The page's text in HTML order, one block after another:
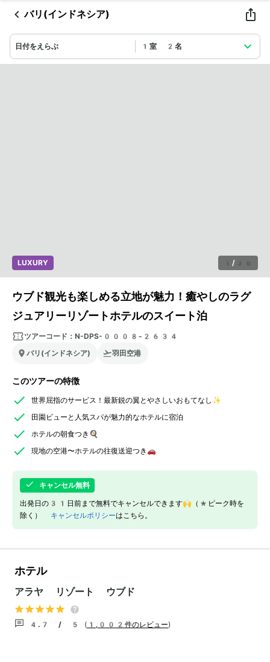
バリ(インドネシア)
日付をえらぶ 1室 2名
1 / 36
LUXURY
ウブド観光も楽しめる立地が魅力！癒やしのラグ
ジュアリーリゾートホテルのスイート泊
ツアーコード： N-DPS-0008-2634
バリ(インドネシア)
羽田空港
このツアーの特徴
世界屈指のサービス！最新鋭の翼とやさしいおもてなし✨
田園ビューと人気スパが魅力的なホテルに宿泊
ホテルの朝食つき🍳
現地の空港〜ホテルの往復送迎つき🚗
キャンセル無料
出発日の31日前まで無料でキャンセルできます🙌（*ピーク時を
除く） キャンセルポリシーはこちら。
ホテル
アラヤ リゾート ウブド
4.7 / 5 ( 1,002件のレビュー)